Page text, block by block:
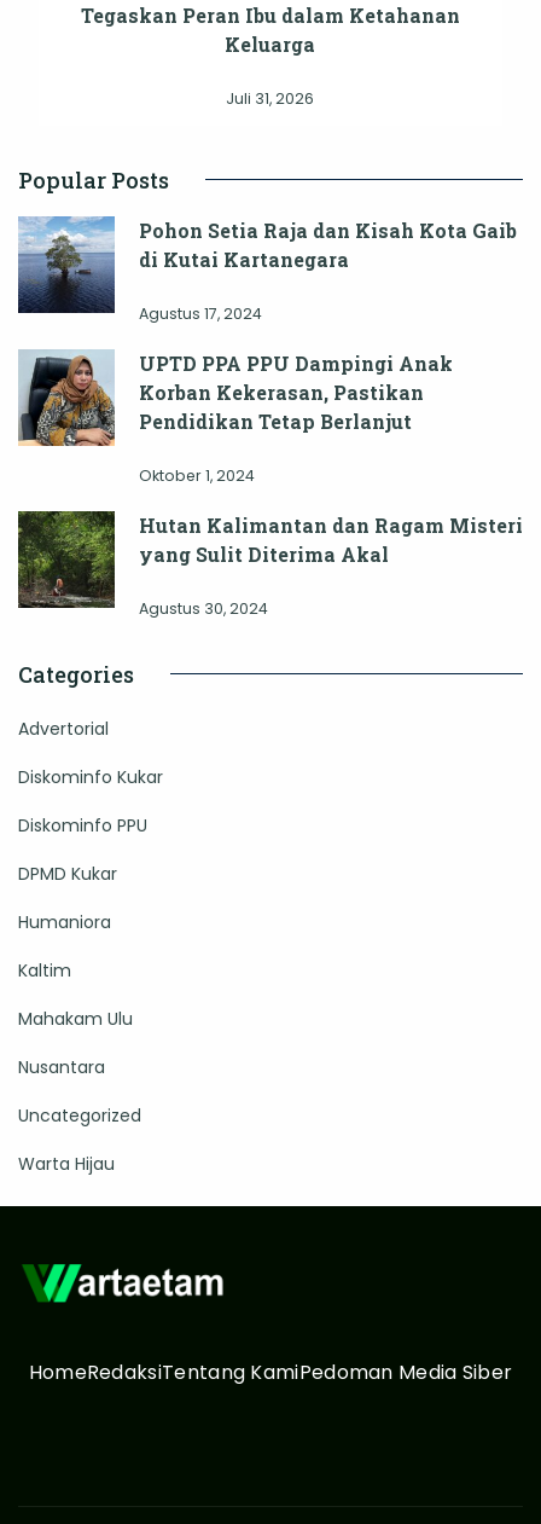
Tegaskan Peran Ibu dalam Ketahanan
Keluarga
Juli 31, 2026
Popular Posts
Pohon Setia Raja dan Kisah Kota Gaib
di Kutai Kartanegara
Agustus 17, 2024
UPTD PPA PPU Dampingi Anak
Korban Kekerasan, Pastikan
Pendidikan Tetap Berlanjut
Oktober 1, 2024
Hutan Kalimantan dan Ragam Misteri
yang Sulit Diterima Akal
Agustus 30, 2024
Categories
Advertorial
Diskominfo Kukar
Diskominfo PPU
DPMD Kukar
Humaniora
Kaltim
Mahakam Ulu
Nusantara
Uncategorized
Warta Hijau
HomeRedaksiTentang KamiPedoman Media Siber